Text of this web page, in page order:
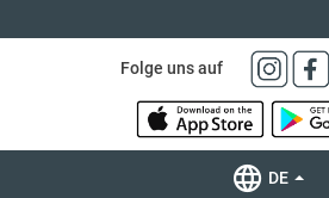
Folge uns auf
DE